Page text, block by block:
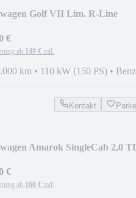
Golf VII Lim. R-Line
€
ab 149 € mtl.
km • 110 kW (150 PS) •
Kontakt
Amarok SingleCab 2,0
€
ab 160 € mtl.